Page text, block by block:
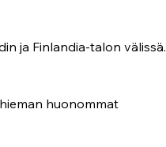
ja Finlandia-talon välissä.
huonommat